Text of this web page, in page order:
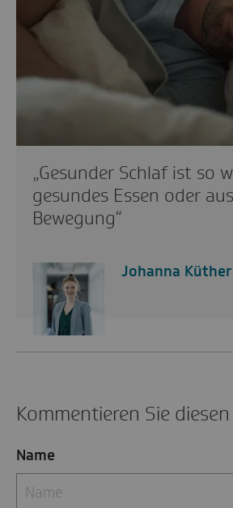
„Gesunder Schlaf ist so
gesundes Essen oder
Bewegung“
Johanna Küther
Kommentieren Sie
Name